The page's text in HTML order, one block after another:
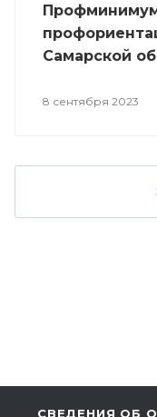
Самарской
8 сентября 2023
СВЕДЕНИЯ ОБ